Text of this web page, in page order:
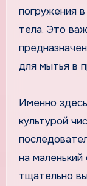
погружения
тела. Это
для мытья в
Именно
культурой
на
тщательно